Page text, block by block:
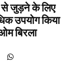
से जुड़ने के लिए
उपयोग किया
बिरला